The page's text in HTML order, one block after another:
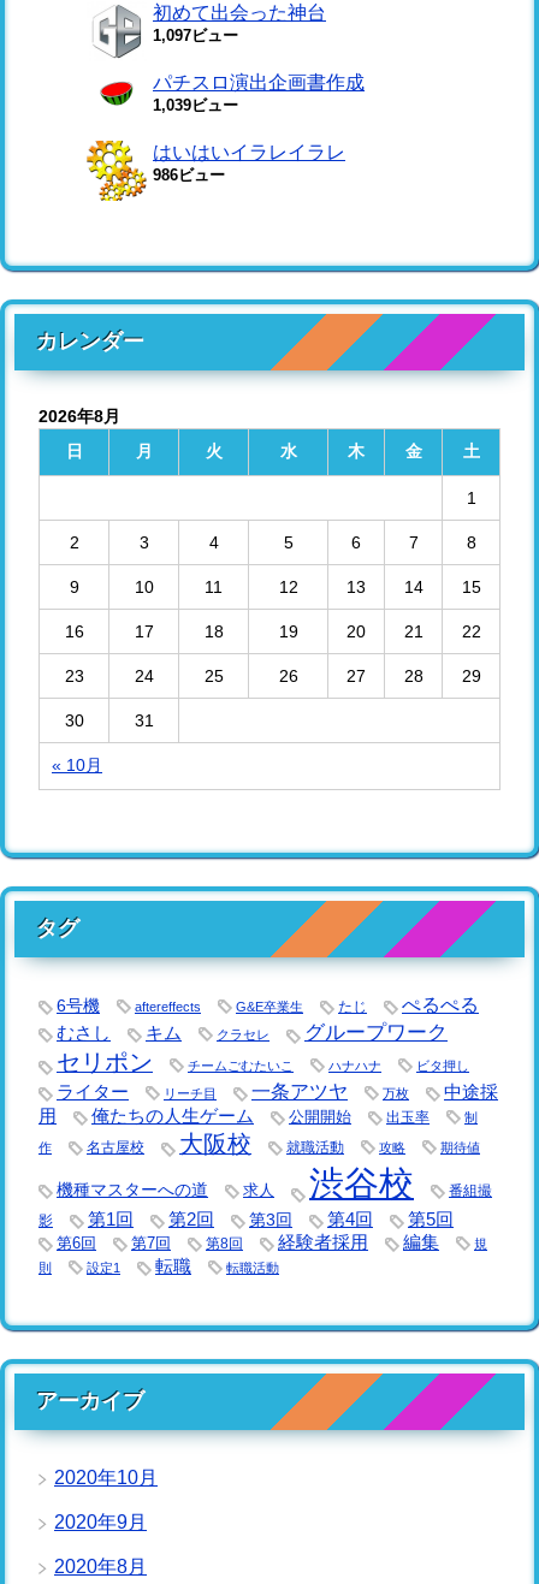
初めて出会った神台
1,097ビュー
パチスロ演出企画書作成
1,039ビュー
はいはいイラレイラレ
986ビュー
カレンダー
2026年8月
日
月 火 水 木 金 土
« 10月
1
2 3 4 5 6 7 8
9 10 11 12 13 14 15
16 17 18 19 20 21 22
23 24 25 26 27 28 29
30 31
タグ
6号機 aftereffects G&E卒業生 たじ ぺるぺる
むさし キム クラセレ グループワーク
セリポン チームごむたいこ ハナハナ ビタ押し
ライター リーチ目 一条アツヤ 万枚
中途採
用
俺たちの人生ゲーム 公開開始 出玉率 制
作 名古屋校 大阪校 就職活動 攻略 期待値
機種マスターへの道 求人 渋谷校
番組撮
影
第1回 第2回 第3回 第4回 第5回
第6回 第7回 第8回 経験者採用 編集
規
則
設定1 転職 転職活動
アーカイブ
2020年10月
2020年9月
2020年8月